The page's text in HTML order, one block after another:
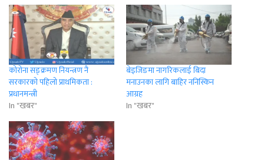
कोरोना सङ्क्रमण नियन्त्रण नै
सरकारको पहिलो प्राथमिकता :
प्रधानमन्त्री
In "खबर"
बेइजिङमा नागरिकलाई बिदा
मनाउनका लागि बाहिर ननिस्किन
आग्रह
In "खबर"